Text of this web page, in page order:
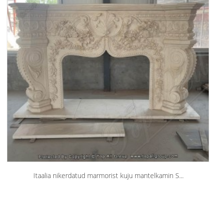
Itaalia nikerdatud marmorist kuju mantelkamin S...